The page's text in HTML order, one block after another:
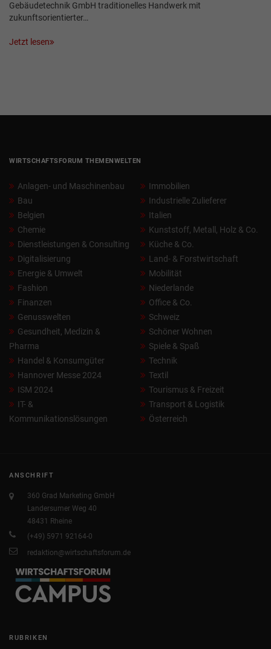
Gebäudetechnik GmbH traditionelles Handwerk mit
zukunftsorientierter…
Jetzt lesen
WIRTSCHAFTSFORUM THEMENWELTEN
Anlagen- und Maschinenbau
Bau
Belgien
Chemie
Dienstleistungen & Consulting
Digitalisierung
Energie & Umwelt
Fashion
Finanzen
Genusswelten
Gesundheit, Medizin &
Pharma
Handel & Konsumgüter
Hannover Messe 2024
ISM 2024
IT- &
Kommunikationslösungen
Immobilien
Industrielle Zulieferer
Italien
Kunststoff, Metall, Holz & Co.
Küche & Co.
Land- & Forstwirtschaft
Mobilität
Niederlande
Office & Co.
Schweiz
Schöner Wohnen
Spiele & Spaß
Technik
Textil
Tourismus & Freizeit
Transport & Logistik
Österreich
ANSCHRIFT
360 Grad Marketing GmbH
Landersumer Weg 40
48431 Rheine
(+49) 5971 92164-0
redaktion@wirtschaftsforum.de
RUBRIKEN